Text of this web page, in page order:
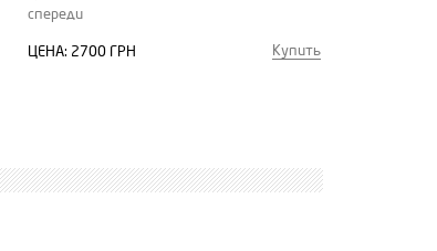
спереди
ЦЕНА: 2700 ГРН Купить